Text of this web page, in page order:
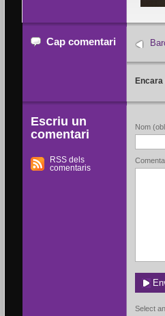
Cap comentari
Escriu un
comentari
RSS dels
comentaris
Nom
Select